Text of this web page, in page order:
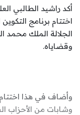
أكد راشيد الطالبي
اختتام برنامج
الجلالة الملك محمد
وقضاياه.
وأضاف في هذا اختتام
وشابات من الأحزاب